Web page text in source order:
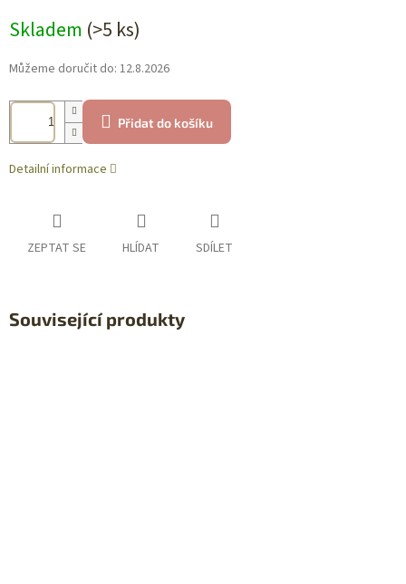
cena:
Skladem (>5 ks)
Můžeme doručit do: 12.8.2026
Přidat do košíku
Detailní informace
ZEPTAT SE HLÍDAT SDÍLET
Související produkty